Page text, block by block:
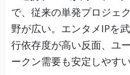
で、従来の単発プロジェ
野が広い。エンタメIPを
行依存度が高い反面、ユ
ークン需要も安定しやすい